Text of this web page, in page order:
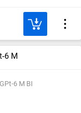
M
GPt-6 M BI